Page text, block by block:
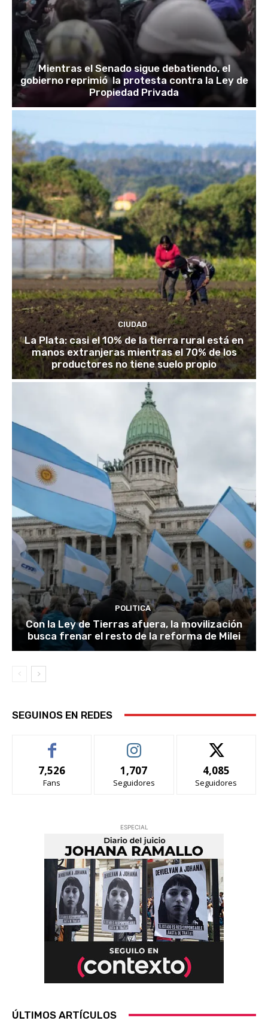
Mientras el Senado sigue debatiendo, el
gobierno reprimió la protesta contra la Ley de
Propiedad Privada
CIUDAD
La Plata: casi el 10% de la tierra rural está en
manos extranjeras mientras el 70% de los
productores no tiene suelo propio
POLITICA
Con la Ley de Tierras afuera, la movilización
busca frenar el resto de la reforma de Milei
SEGUINOS EN REDES
7,526
Fans
1,707
Seguidores
4,085
Seguidores
ESPECIAL
ÚLTIMOS ARTÍCULOS